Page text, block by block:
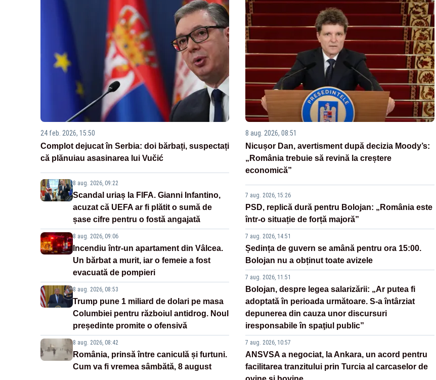
24 feb. 2026, 15:50
Complot dejucat în Serbia: doi bărbați, suspectați
că plănuiau asasinarea lui Vučić
8 aug. 2026, 09:22
Scandal uriaș la FIFA. Gianni Infantino,
acuzat că UEFA ar fi plătit o sumă de
șase cifre pentru o fostă angajată
8 aug. 2026, 09:06
Incendiu într-un apartament din Vâlcea.
Un bărbat a murit, iar o femeie a fost
evacuată de pompieri
8 aug. 2026, 08:53
Trump pune 1 miliard de dolari pe masa
Columbiei pentru războiul antidrog. Noul
președinte promite o ofensivă
8 aug. 2026, 08:42
România, prinsă între caniculă și furtuni.
Cum va fi vremea sâmbătă, 8 august
8 aug. 2026, 08:51
Nicușor Dan, avertisment după decizia Moody’s:
„România trebuie să revină la creștere
economică”
7 aug. 2026, 15:26
PSD, replică dură pentru Bolojan: „România este
într-o situație de forță majoră”
7 aug. 2026, 14:51
Ședința de guvern se amână pentru ora 15:00.
Bolojan nu a obținut toate avizele
7 aug. 2026, 11:51
Bolojan, despre legea salarizării: „Ar putea fi
adoptată în perioada următoare. S-a întârziat
depunerea din cauza unor discursuri
iresponsabile în spaţiul public”
7 aug. 2026, 10:57
ANSVSA a negociat, la Ankara, un acord pentru
facilitarea tranzitului prin Turcia al carcaselor de